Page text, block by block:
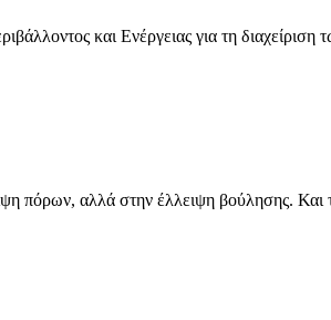
και Ενέργειας για τη διαχείριση
πόρων, αλλά στην έλλειψη βούλησης. Και